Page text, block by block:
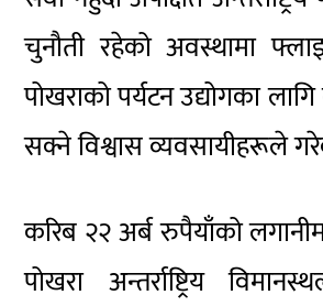
चुनौती रहेको अवस्थामा
पोखराको पर्यटन उद्योगका
सक्ने विश्वास व्यवसायीहरूले
करिब २२ अर्ब रुपैयाँको
पोखरा अन्तर्राष्ट्रिय